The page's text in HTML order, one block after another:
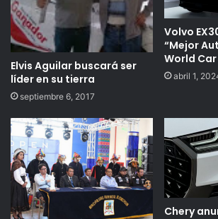
Elvis Aguilar buscará ser
líder en su tierra
septiembre 6, 2017
Volvo
“Mejor
World
abril 1,
Chery